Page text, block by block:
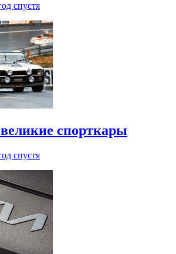
спустя
спорткары
спустя